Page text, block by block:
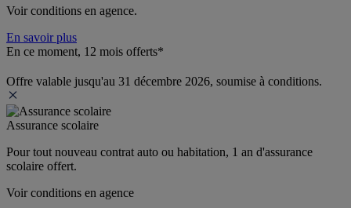
Voir conditions en agence.
En savoir plus
En ce moment, 12 mois offerts*
Offre valable jusqu'au 31 décembre 2026, soumise à conditions.
Assurance scolaire
Pour tout nouveau contrat auto ou habitation, 1 an d'assurance
scolaire offert.
Voir conditions en agence